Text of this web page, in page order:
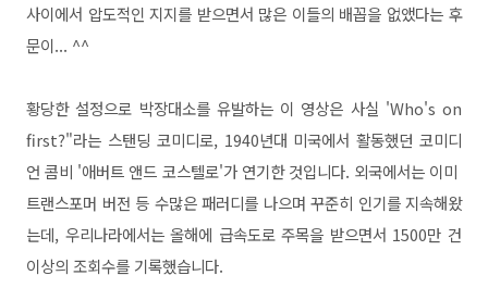
사이에서 압도적인 지지를 받으면서 많은 이들의 배꼽을 없앴다는 후
문이... ^^
황당한 설정으로 박장대소를 유발하는 이 영상은 사실 'Who's on
first?"라는 스탠딩 코미디로, 1940년대 미국에서 활동했던 코미디
언 콤비 '애버트 앤드 코스텔로'가 연기한 것입니다. 외국에서는 이미
트랜스포머 버전 등 수많은 패러디를 나으며 꾸준히 인기를 지속해왔
는데, 우리나라에서는 올해에 급속도로 주목을 받으면서 1500만 건
이상의 조회수를 기록했습니다.